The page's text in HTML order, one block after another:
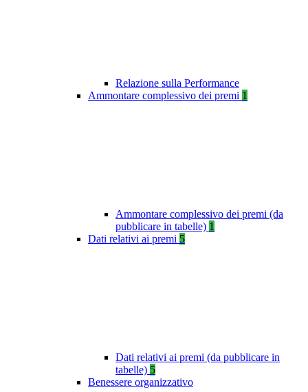
Relazione sulla Performance
Ammontare complessivo dei premi 1
Ammontare complessivo dei premi (da
pubblicare in tabelle) 1
Dati relativi ai premi 5
Dati relativi ai premi (da pubblicare in
tabelle) 5
Benessere organizzativo